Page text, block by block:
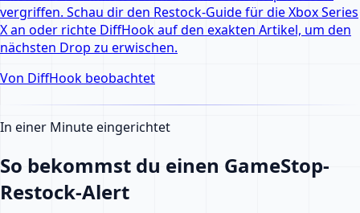
vergriffen. Schau dir den Restock-Guide für die Xbox Series
X an oder richte DiffHook auf den exakten Artikel, um den
nächsten Drop zu erwischen.
Von DiffHook beobachtet
In einer Minute eingerichtet
So bekommst du einen GameStop-
Restock-Alert